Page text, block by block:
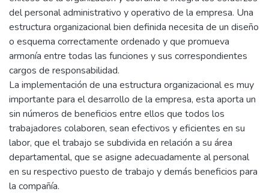
del personal administrativo y operativo de la empresa. Una
estructura organizacional bien definida necesita de un diseño
o esquema correctamente ordenado y que promueva
armonía entre todas las funciones y sus correspondientes
cargos de responsabilidad.
La implementación de una estructura organizacional es muy
importante para el desarrollo de la empresa, esta aporta un
sin números de beneficios entre ellos que todos los
trabajadores colaboren, sean efectivos y eficientes en su
labor, que el trabajo se subdivida en relación a su área
departamental, que se asigne adecuadamente al personal
en su respectivo puesto de trabajo y demás beneficios para
la compañía.